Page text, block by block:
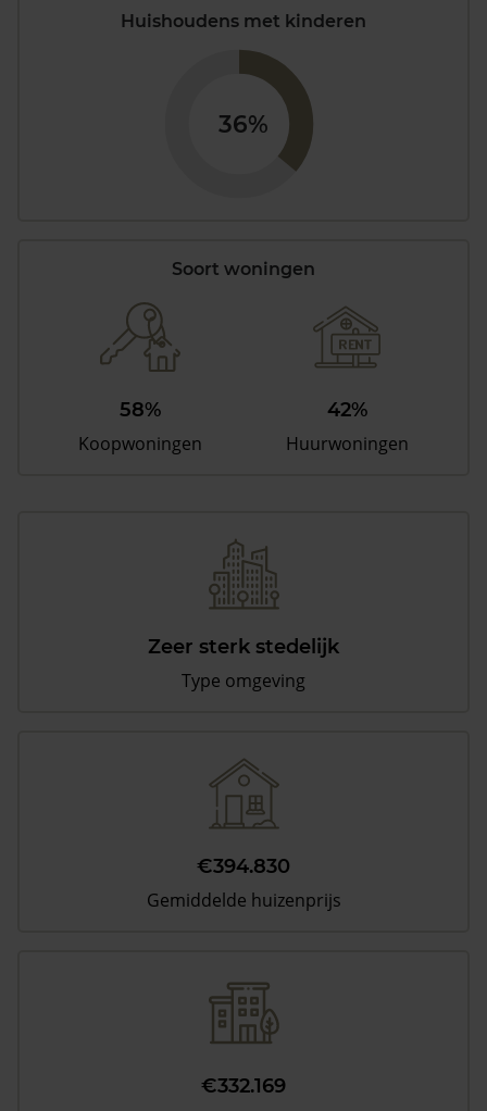
Huishoudens met kinderen
36%
Soort woningen
58%
Koopwoningen
42%
Huurwoningen
Zeer sterk stedelijk
Type omgeving
€394.830
Gemiddelde huizenprijs
€332.169